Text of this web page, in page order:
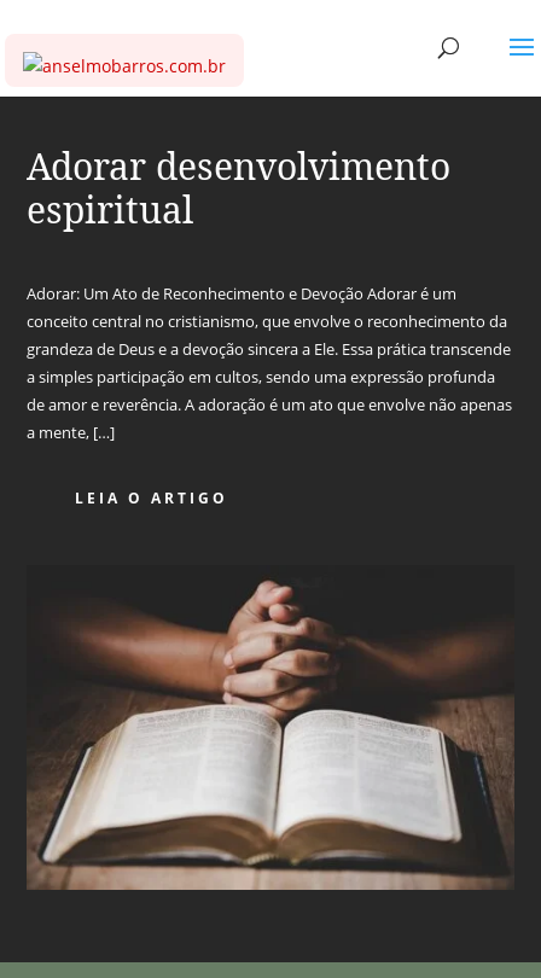
Adorar desenvolvimento
espiritual
Adorar: Um Ato de Reconhecimento e Devoção Adorar é um
conceito central no cristianismo, que envolve o reconhecimento da
grandeza de Deus e a devoção sincera a Ele. Essa prática transcende
a simples participação em cultos, sendo uma expressão profunda
de amor e reverência. A adoração é um ato que envolve não apenas
a mente, […]
LEIA O ARTIGO